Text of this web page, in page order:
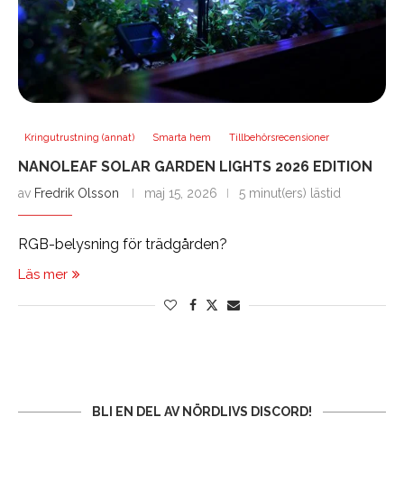
Kringutrustning (annat) Smarta hem Tillbehörsrecensioner
NANOLEAF SOLAR GARDEN LIGHTS 2026 EDITION
av Fredrik Olsson maj 15, 2026 5 minut(ers) lästid
RGB-belysning för trädgården?
Läs mer
BLI EN DEL AV NÖRDLIVS DISCORD!